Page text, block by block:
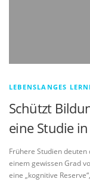
LEBENSLANGES
Schützt
eine Studie
Frühere Studien
einem gewissen Grad
eine „kognitive